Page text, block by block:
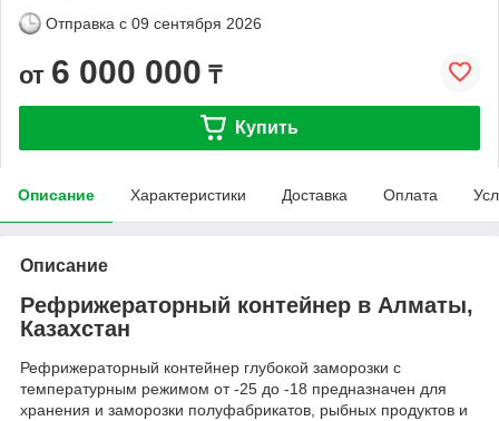
Отправка с 09 сентября 2026
от 6 000 000 ₸
Купить
Описание Характеристики Доставка Оплата
Описание
Рефрижераторный контейнер в Алматы,
Казахстан
Рефрижераторный контейнер глубокой заморозки с
температурным режимом от -25 до -18 предназначен для
хранения и заморозки полуфабрикатов, рыбных продуктов и